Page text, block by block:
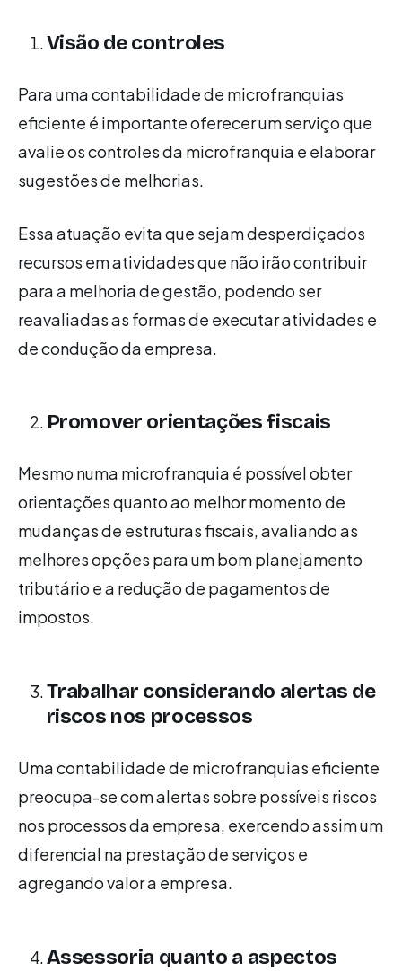
Visão de controles
Para uma contabilidade de microfranquias
eficiente é importante oferecer um serviço que
avalie os controles da microfranquia e elaborar
sugestões de melhorias.
Essa atuação evita que sejam desperdiçados
recursos em atividades que não irão contribuir
para a melhoria de gestão, podendo ser
reavaliadas as formas de executar atividades e
de condução da empresa.
Promover orientações fiscais
Mesmo numa microfranquia é possível obter
orientações quanto ao melhor momento de
mudanças de estruturas fiscais, avaliando as
melhores opções para um bom planejamento
tributário e a redução de pagamentos de
impostos.
Trabalhar considerando alertas de
riscos nos processos
Uma contabilidade de microfranquias eficiente
preocupa-se com alertas sobre possíveis riscos
nos processos da empresa, exercendo assim um
diferencial na prestação de serviços e
agregando valor a empresa.
Assessoria quanto a aspectos